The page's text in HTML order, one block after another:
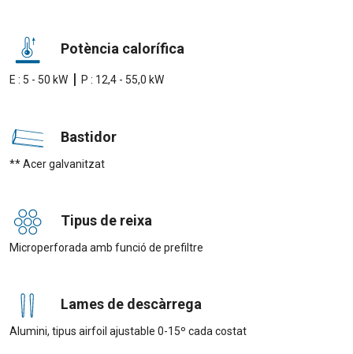
Potència calorífica
E : 5 - 50 kW | P : 12,4 - 55,0 kW
Bastidor
** Acer galvanitzat
Tipus de reixa
Microperforada amb funció de prefiltre
Lames de descàrrega
Alumini, tipus airfoil ajustable 0-15º cada costat